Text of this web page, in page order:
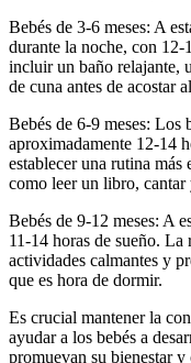
Bebés de 3-6 meses: A
durante la noche, con 12-
incluir un baño relajante,
de cuna antes de acostar
Bebés de 6-9 meses: Los
aproximadamente 12-14
establecer una rutina más
como leer un libro, cantar
Bebés de 9-12 meses: A
11-14 horas de sueño. La
actividades calmantes y
que es hora de dormir.
Es crucial mantener la
ayudar a los bebés a
promuevan su bienestar y